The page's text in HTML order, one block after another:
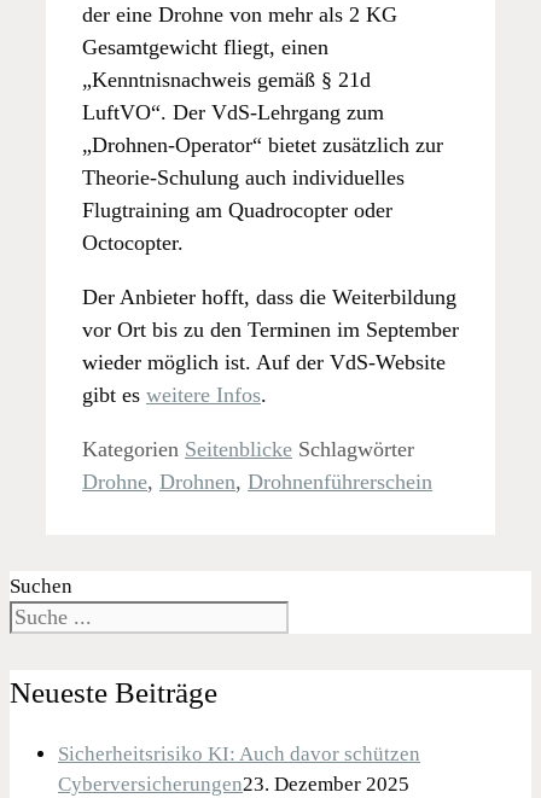
der eine Drohne von mehr als 2 KG
Gesamtgewicht fliegt, einen
„Kenntnisnachweis gemäß § 21d
LuftVO“. Der VdS-Lehrgang zum
„Drohnen-Operator“ bietet zusätzlich zur
Theorie-Schulung auch individuelles
Flugtraining am Quadrocopter oder
Octocopter.
Der Anbieter hofft, dass die Weiterbildung
vor Ort bis zu den Terminen im September
wieder möglich ist. Auf der VdS-Website
gibt es weitere Infos.
Kategorien Seitenblicke Schlagwörter
Drohne, Drohnen, Drohnenführerschein
Suchen
Neueste Beiträge
Sicherheitsrisiko KI: Auch davor schützen
Cyberversicherungen23. Dezember 2025